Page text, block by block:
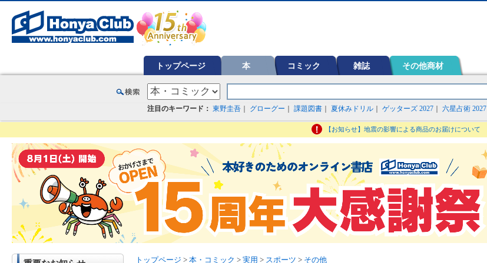
トップページ 本 コミック 雑誌 その他商材
注目のキーワード： 東野圭吾 グローグー 課題図書 夏休みドリル ゲッターズ 2027 六星占術 2027
【お知らせ】地震の影響による商品のお届けについて
トップページ > 本・コミック > 実用 > スポーツ > その他